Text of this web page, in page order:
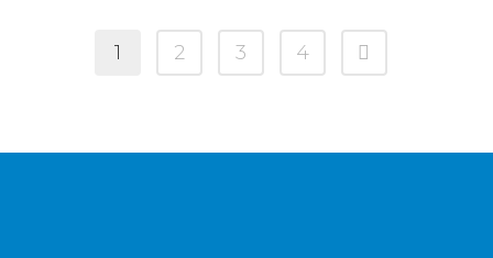
1 2 3 4